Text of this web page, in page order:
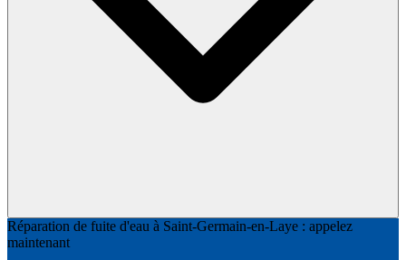
Réparation de fuite d'eau à Saint-Germain-en-Laye : appelez
maintenant